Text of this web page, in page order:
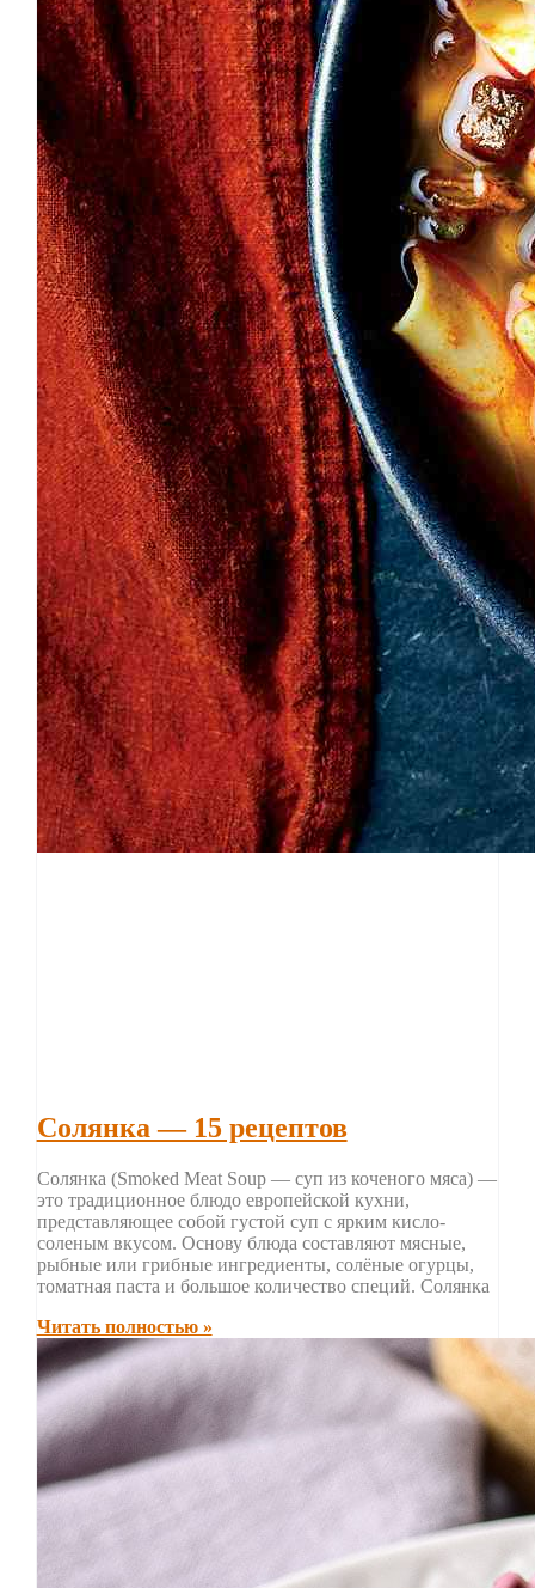
Солянка — 15 рецептов
Солянка (Smoked Meat Soup — суп из коченого мяса) —
это традиционное блюдо европейской кухни,
представляющее собой густой суп с ярким кисло-
соленым вкусом. Основу блюда составляют мясные,
рыбные или грибные ингредиенты, солёные огурцы,
томатная паста и большое количество специй. Солянка
Читать полностью »